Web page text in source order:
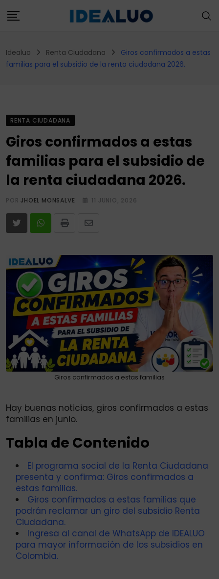
to
Idealuo Renta Ciudadana
Giros confirmados a estas
familias para el subsidio de la renta ciudadana 2026.
RENTA CIUDADANA
Giros confirmados a estas
familias para el subsidio de
la renta ciudadana 2026.
PORJHOEL MONSALVE 11 JUNIO, 2026
Print
Share
Giros confirmados a estas familias
Hay buenas noticias, giros confirmados a estas
familias en junio.
Tabla de Contenido
El programa social de la Renta Ciudadana
presenta y confirma: Giros confirmados a
estas familias.
Giros confirmados a estas familias que
podrán reclamar un giro del subsidio Renta
Ciudadana.
Ingresa al canal de WhatsApp de IDEALUO
para mayor información de los subsidios en
Colombia.